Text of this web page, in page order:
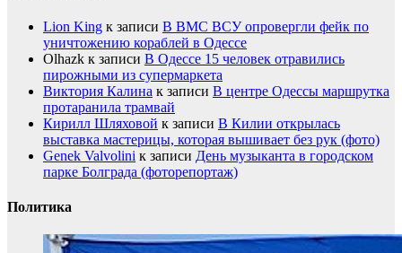
Lion King к записи В ВМС ВСУ опровергли фейк по
уничтожению кораблей в Одессе
Olhazk к записи В Одессе 15 человек отравились
пирожными из супермаркета
Виктория Калина к записи В центре Одессы маршрутка
протаранила трамвай
Кирилл Шляховой к записи В Килии открылась
выставка мастерицы, которая вышивает без рук (фото)
Genek Valvolini к записи День музыканта в городском
парке Болграда (фоторепортаж)
Политика